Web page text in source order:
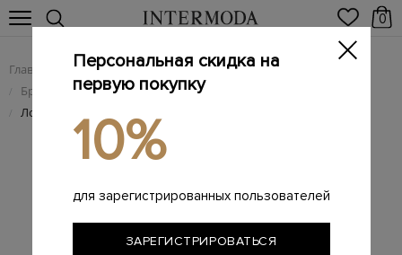
0
Главная Мужчинам / Брендовая мужская обувь
/ Брендовые мужские лоферы
/ Лоферы ручной работы из бархатистой замши
Персональная скидка на
первую покупку
10%
для зарегистрированных пользователей
ЗАРЕГИСТРИРОВАТЬСЯ